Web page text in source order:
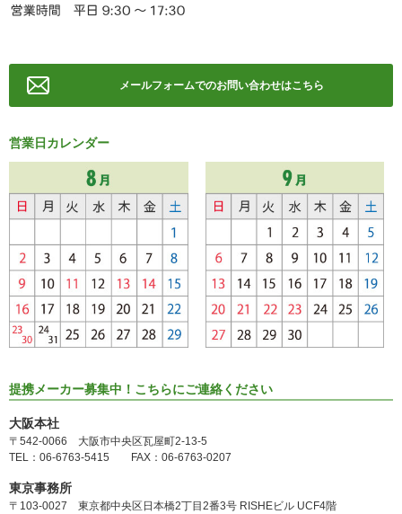
メールフォームでのお問い合わせはこちら
営業日カレンダー
提携メーカー募集中！こちらにご連絡ください
大阪本社
〒542-0066 大阪市中央区瓦屋町2-13-5
TEL：06-6763-5415 FAX：06-6763-0207
東京事務所
〒103-0027 東京都中央区日本橋2丁目2番3号 RISHEビル UCF4階